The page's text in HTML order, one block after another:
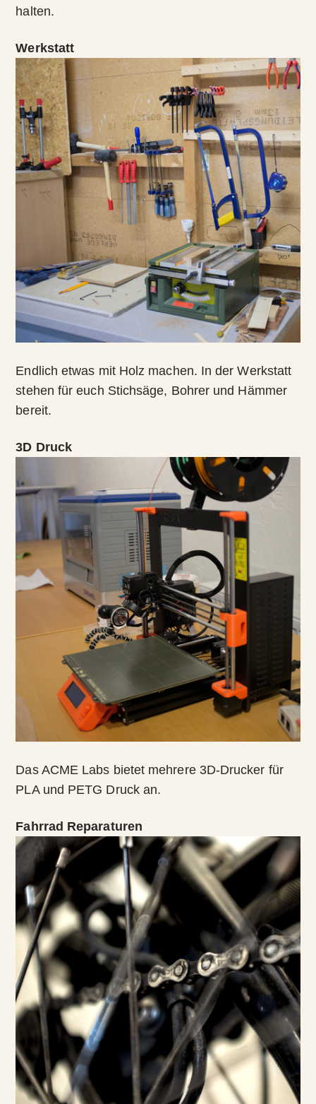
halten.
Werkstatt
Endlich etwas mit Holz machen. In der Werkstatt
stehen für euch Stichsäge, Bohrer und Hämmer
bereit.
3D Druck
Das ACME Labs bietet mehrere 3D-Drucker für
PLA und PETG Druck an.
Fahrrad Reparaturen